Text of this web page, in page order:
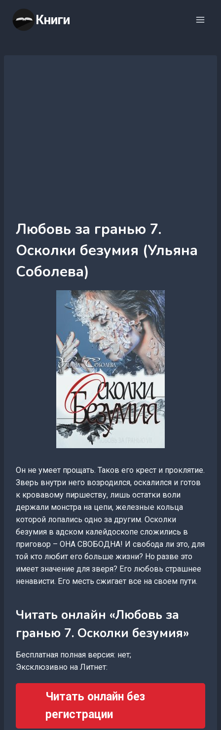
содержимому
Книги
Любовь за гранью 7.
Осколки безумия (Ульяна
Соболева)
Он не умеет прощать. Таков его крест и проклятие.
Зверь внутри него возродился, оскалился и готов
к кровавому пиршеству, лишь остатки воли
держали монстра на цепи, железные кольца
которой лопались одно за другим. Осколки
безумия в адском калейдоскопе сложились в
приговор – ОНА СВОБОДНА! И свобода ли это, для
той кто любит его больше жизни? Но разве это
имеет значение для зверя? Его любовь страшнее
ненависти. Его месть сжигает все на своем пути.
Читать онлайн «Любовь за
гранью 7. Осколки безумия»
Бесплатная полная версия: нет;
Эксклюзивно на Литнет:
Читать онлайн без
регистрации